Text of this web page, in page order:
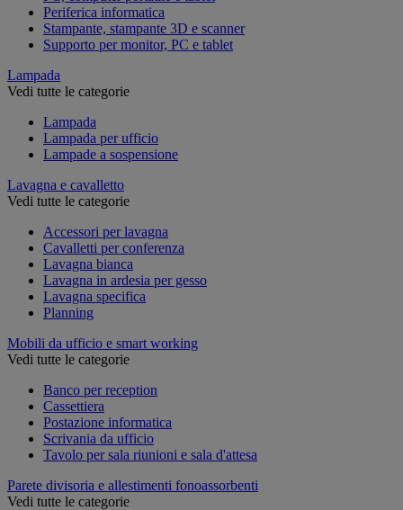
Periferica informatica
Stampante, stampante 3D e scanner
Supporto per monitor, PC e tablet
Lampada
Vedi tutte le categorie
Lampada
Lampada per ufficio
Lampade a sospensione
Lavagna e cavalletto
Vedi tutte le categorie
Accessori per lavagna
Cavalletti per conferenza
Lavagna bianca
Lavagna in ardesia per gesso
Lavagna specifica
Planning
Mobili da ufficio e smart working
Vedi tutte le categorie
Banco per reception
Cassettiera
Postazione informatica
Scrivania da ufficio
Tavolo per sala riunioni e sala d'attesa
Parete divisoria e allestimenti fonoassorbenti
Vedi tutte le categorie